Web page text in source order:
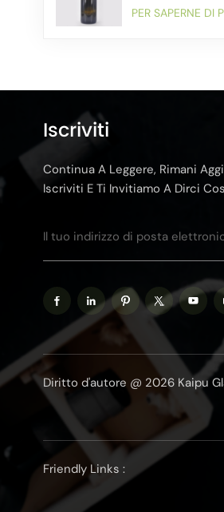
di grandi
sfuse.
PER SAPERNE DI
Iscriviti
Continua A Leggere, Rimani
Iscriviti E Ti Invitiamo A Dirci
Diritto d'autore @ 2026 Kaipu
Friendly Links :